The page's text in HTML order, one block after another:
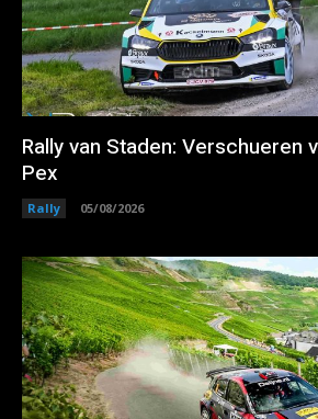
Rally van Staden: Verschueren
Pex
Rally 05/08/2026